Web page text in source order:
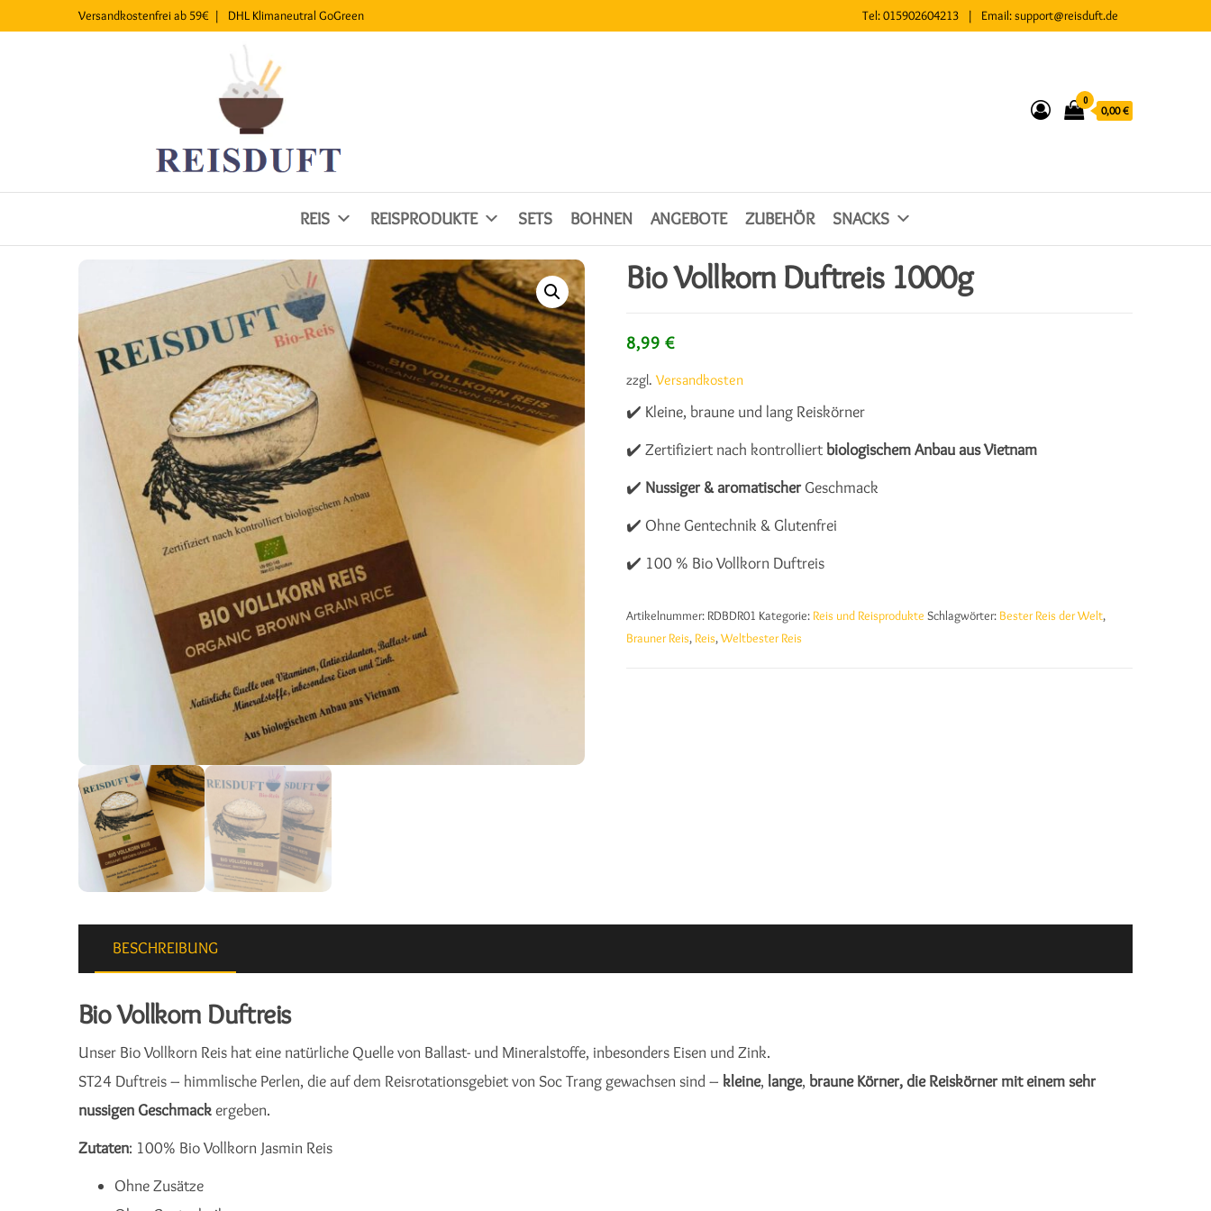
Versandkostenfrei ab 59€ | DHL Klimaneutral GoGreen Tel:015902604213| Email:support@reisduft.de
0
0,00 €
REIS REISPRODUKTE SETS BOHNEN ANGEBOTE ZUBEHÖR SNACKS
Bio Vollkorn Duftreis 1000g
8,99 €
zzgl.Versandkosten
✔️ Kleine, braune und lang Reiskörner
✔️ Zertifiziert nach kontrolliert biologischem Anbau aus Vietnam
✔️ Nussiger & aromatischerGeschmack
✔️ Ohne Gentechnik & Glutenfrei
✔️ 100 % Bio Vollkorn Duftreis
Artikelnummer: RDBDR01 Kategorie: Reis und Reisprodukte Schlagwörter: Bester Reis der Welt,
Brauner Reis, Reis,Weltbester Reis
BESCHREIBUNG
Bio Vollkorn Duftreis
Unser Bio Vollkorn Reis hat eine natürliche Quelle von Ballast- und Mineralstoffe, inbesonders Eisen und Zink.
ST24 Duftreis – himmlische Perlen, die auf dem Reisrotationsgebiet von Soc Trang gewachsen sind – kleine, lange, braune Körner, die Reiskörner mit einem sehr
nussigen Geschmackergeben.
Zutaten: 100% Bio Vollkorn Jasmin Reis
Ohne Zusätze